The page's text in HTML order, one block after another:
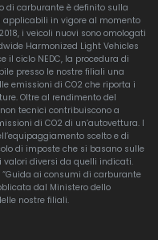
di carburante è definito sulla
applicabili in vigore al momento
i veicoli nuovi sono omologati
Harmonized Light Vehicles
il ciclo NEDC, la procedura di
presso le nostre filiali una
emissioni di CO2 che riporta i
Oltre al rendimento del
tecnici contribuiscono a
di CO2 di un’autovettura. I
scelto e di
di imposte che si basano sulle
valori diversi da quelli indicati.
ai consumi di carburante
dal Ministero dello
nostre filiali.